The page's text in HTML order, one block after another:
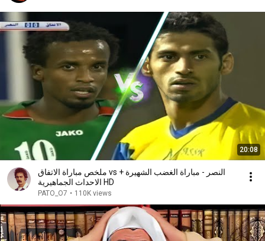
20:08
ملخص مباراة الاتفاق vs النصر - مباراة الغضب الشهيرة +
الاحداث الجماهيرية HD
PATO_O7 • 110K views